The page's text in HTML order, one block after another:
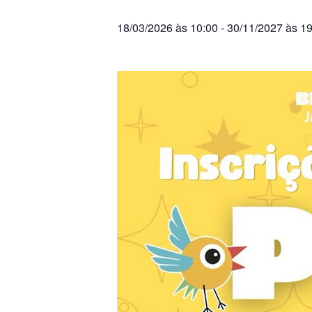
18/03/2026 às 10:00 -30/11/2027 às